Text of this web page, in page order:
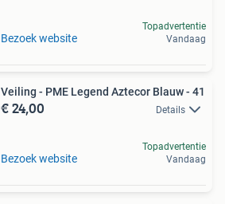
Bezoek website
Topadvertentie
Vandaag
Veiling - PME Legend Aztecor Blauw - 41
€ 24,00 Details
Bezoek website
Topadvertentie
Vandaag